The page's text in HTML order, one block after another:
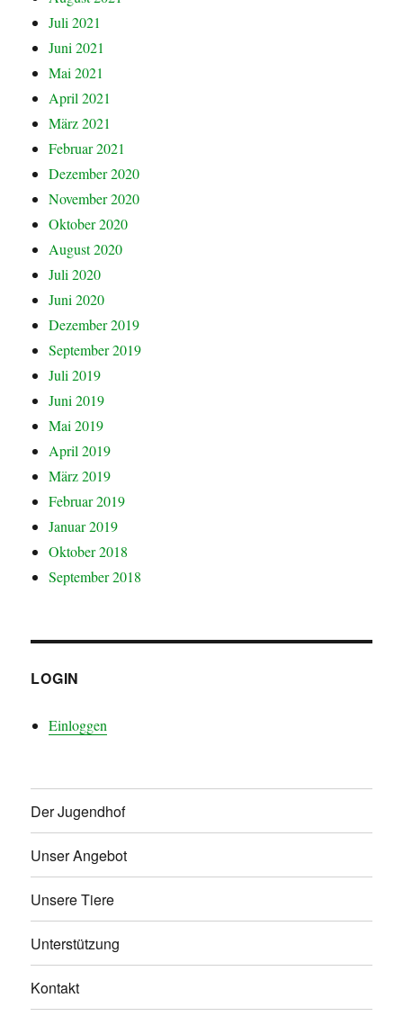
Juli 2021
Juni 2021
Mai 2021
April 2021
März 2021
Februar 2021
Dezember 2020
November 2020
Oktober 2020
August 2020
Juli 2020
Juni 2020
Dezember 2019
September 2019
Juli 2019
Juni 2019
Mai 2019
April 2019
März 2019
Februar 2019
Januar 2019
Oktober 2018
September 2018
LOGIN
Einloggen
Der Jugendhof
Unser Angebot
Unsere Tiere
Unterstützung
Kontakt